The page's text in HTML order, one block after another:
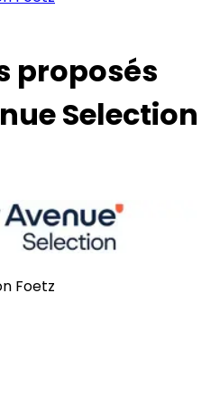
proposés
Selection
Foetz